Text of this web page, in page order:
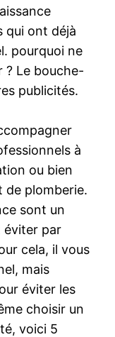
qui ont déjà
pourquoi ne
? Le bouche-
publicités.
à
ou bien
de plomberie.
sont un
éviter par
cela, il vous
mais
éviter les
choisir un
voici 5